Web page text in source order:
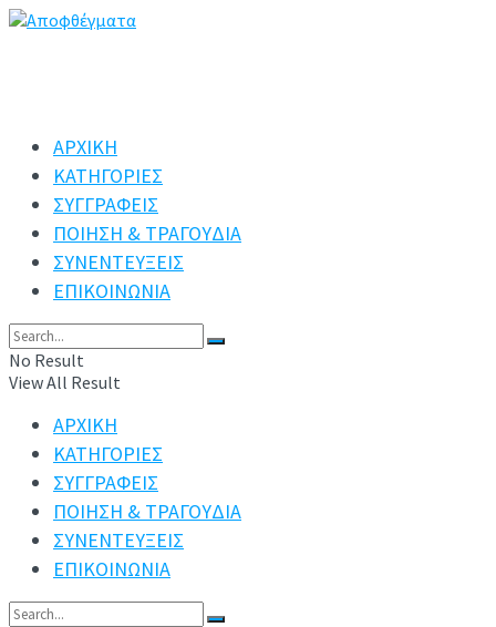
ΑΡΧΙΚΗ
ΚΑΤΗΓΟΡΙΕΣ
ΣΥΓΓΡΑΦΕΙΣ
ΠΟΙΗΣΗ & ΤΡΑΓΟΥΔΙΑ
ΣΥΝΕΝΤΕΥΞΕΙΣ
ΕΠΙΚΟΙΝΩΝΙΑ
No Result
View All Result
ΑΡΧΙΚΗ
ΚΑΤΗΓΟΡΙΕΣ
ΣΥΓΓΡΑΦΕΙΣ
ΠΟΙΗΣΗ & ΤΡΑΓΟΥΔΙΑ
ΣΥΝΕΝΤΕΥΞΕΙΣ
ΕΠΙΚΟΙΝΩΝΙΑ